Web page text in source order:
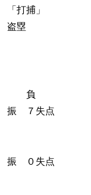
「打捕」
盗塁
負 上茶谷
振 ７失点
三上 ０
振 ０失点